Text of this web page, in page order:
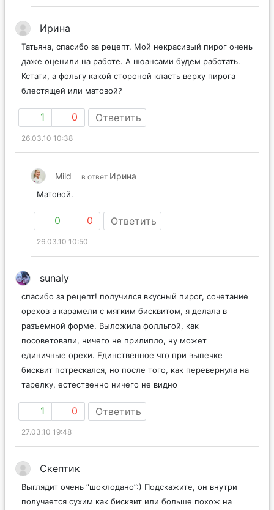
Ирина
Татьяна, спасибо за рецепт. Мой некрасивый пирог очень
даже оценили на работе. А нюансами будем работать.
Кстати, а фольгу какой стороной класть верху пирога
блестящей или матовой?
1 0 Ответить
26.03.10 10:38
Mild в ответ Ирина
Матовой.
0 0 Ответить
26.03.10 10:50
sunaly
спасибо за рецепт! получился вкусный пирог, сочетание
орехов в карамели с мягким бисквитом, я делала в
разъемной форме. Выложила фолльгой, как
посоветовали, ничего не прилипло, ну может
единичные орехи. Единственное что при выпечке
бисквит потрескался, но после того, как перевернула на
тарелку, естественно ничего не видно
1 0 Ответить
27.03.10 19:48
Скептик
Выглядит очень “шоклодано”:) Подскажите, он внутри
получается сухим как бисквит или больше похож на